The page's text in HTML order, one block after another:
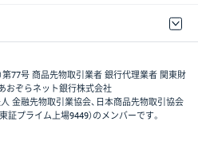
ージ
第77号 商品先物取引業者 銀行代理業者 関東財
おぞらネット銀行株式会社
金融先物取引業協会、日本商品先物取引協会
証プライム上場9449）のメンバーです。